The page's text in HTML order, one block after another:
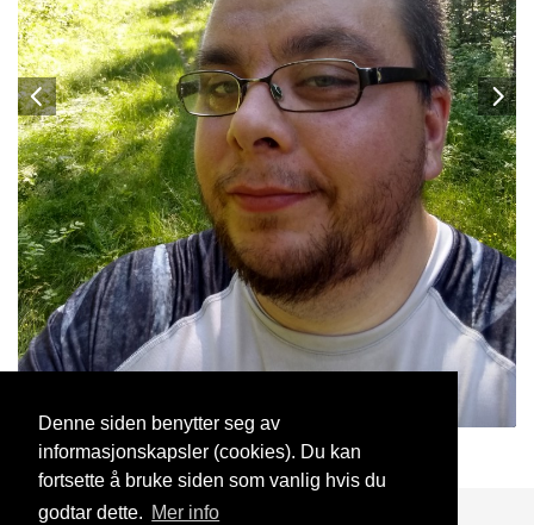
Denne siden benytter seg av
informasjonskapsler (cookies). Du kan
fortsette å bruke siden som vanlig hvis du
godtar dette. Mer info
ArtigGutt 25 Jul, 2019
Blogg Support Kontakt oss